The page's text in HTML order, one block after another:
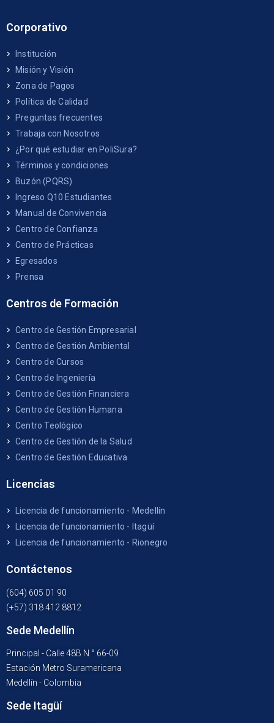
Corporativo
Institución
Misión y Visión
Zona de Pagos
Política de Calidad
Preguntas frecuentes
Trabaja con Nosotros
¿Por qué estudiar en PoliSura?
Términos y condiciones
Buzón (PQRS)
Ingreso Q10 Estudiantes
Manual de Convivencia
Centro de Confianza
Centro de Prácticas
Egresados
Prensa
Centros de Formación
Centro de Gestión Empresarial
Centro de Gestión Ambiental
Centro de Cursos
Centro de Ingeniería
Centro de Gestión Financiera
Centro de Gestión Humana
Centro Teológico
Centro de Gestión de la Salud
Centro de Gestión Educativa
Licencias
Licencia de funcionamiento - Medellín
Licencia de funcionamiento - Itagüí
Licencia de funcionamiento - Rionegro
Contáctenos
(604) 605 01 90
(+57) 318 412 8812
Sede Medellín
Principal - Calle 48B N ° 66-09
Estación Metro Suramericana
Medellín - Colombia
Sede Itagüí